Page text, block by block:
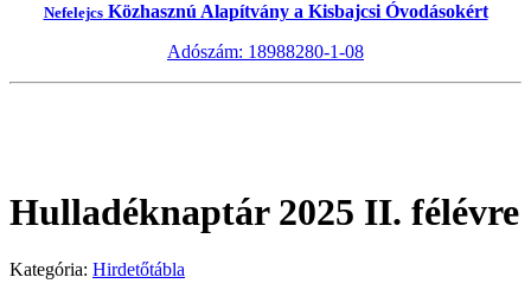
NefelejcsKözhasznú Alapítvány a Kisbajcsi Óvodásokért
Adószám: 18988280-1-08
Hulladéknaptár 2025 II. félévre
Kategória: Hirdetőtábla